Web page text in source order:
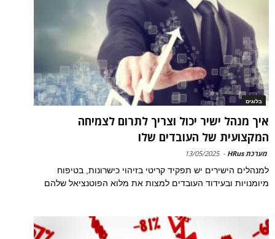
בלוגים
איך מנהל ישיר יכול וצריך לתרום לצמיחה
המקצועית של העובדים שלו
מערכת HRus -
13/05/2025
למנהלים הישירים יש תפקיד קריטי בזיהוי כישרונות, בטיפוח
מיומנויות ובעידוד העובדים למצות את מלוא הפוטנציאל שלהם